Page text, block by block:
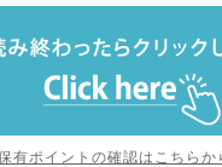
有ポイントの確認はこちらか